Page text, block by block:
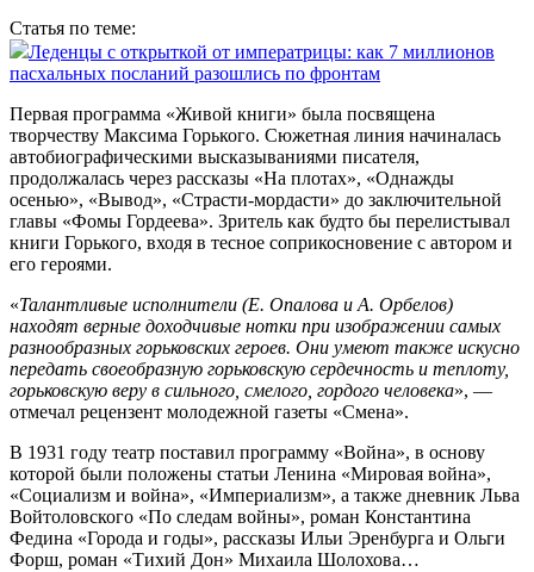
Статья по теме:
Леденцы с открыткой от императрицы: как 7 миллионов
пасхальных посланий разошлись по фронтам
Первая программа «Живой книги» была посвящена
творчеству Максима Горького. Сюжетная линия начиналась
автобиографическими высказываниями писателя,
продолжалась через рассказы «На плотах», «Однажды
осенью», «Вывод», «Страсти-мордасти» до заключительной
главы «Фомы Гордеева». Зритель как будто бы перелистывал
книги Горького, входя в тесное соприкосновение с автором и
его героями.
«Талантливые исполнители (Е. Опалова и А. Орбелов)
находят верные доходчивые нотки при изображении самых
разно­образных горьковских героев. Они умеют также искусно
передать своеобразную горьковскую сердечность и теплоту,
горьковскую веру в сильного, смелого, гордого человека», —
отмечал рецензент молодежной газеты «Смена».
В 1931 году театр поставил ­программу «Война», в основу
которой были положены статьи Ленина «Мировая война»,
«Социализм и война», «Империализм», а также дневник Льва
Войтоловского «По следам войны», роман Константина
Федина «Города и годы», рассказы Ильи Эренбурга и Ольги
Форш, роман «Тихий Дон» Михаила Шолохова…